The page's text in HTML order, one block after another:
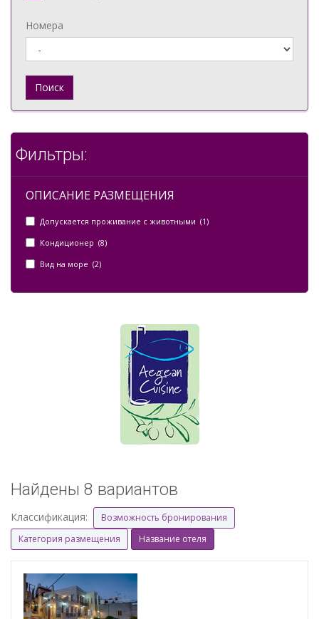
Номера
Поиск
Фильтры:
ОПИСАНИЕ РАЗМЕЩЕНИЯ
Допускается проживание с животными (1)
Кондиционер (8)
Вид на море (2)
Найдены 8 вариантов
Классификация:
Возможность бронирования
Категория размещения
Название отеля